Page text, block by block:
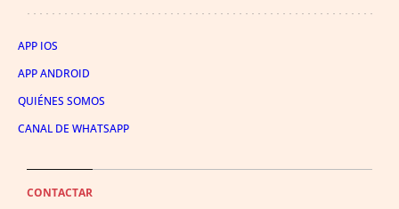
APP IOS
APP ANDROID
QUIÉNES SOMOS
CANAL DE WHATSAPP
CONTACTAR